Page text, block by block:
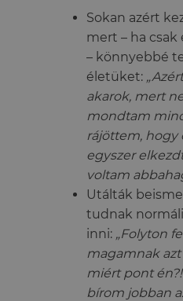
Sokan azért
mert – ha csak
– könnyebbé
életüket:
akarok, mert
mondtam
rájöttem, hogy
egyszer
voltam
Utálták
tudnak
inni: „Folyton
magamnak
miért pont
bírom jobban